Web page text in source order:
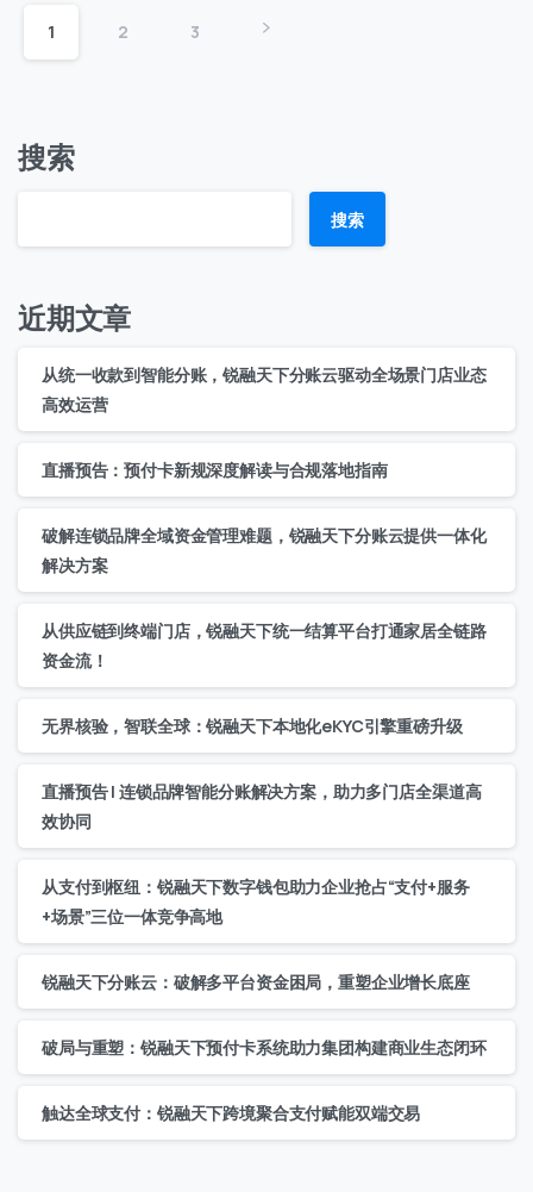
1 2 3
搜索
搜索
近期文章
从统一收款到智能分账，锐融天下分账云驱动全场景门店业态
高效运营
直播预告：预付卡新规深度解读与合规落地指南
破解连锁品牌全域资金管理难题，锐融天下分账云提供一体化
解决方案
从供应链到终端门店，锐融天下统一结算平台打通家居全链路
资金流！
无界核验，智联全球：锐融天下本地化eKYC引擎重磅升级
直播预告 | 连锁品牌智能分账解决方案，助力多门店全渠道高
效协同
从支付到枢纽：锐融天下数字钱包助力企业抢占“支付+服务
+场景”三位一体竞争高地
锐融天下分账云：破解多平台资金困局，重塑企业增长底座
破局与重塑：锐融天下预付卡系统助力集团构建商业生态闭环
触达全球支付：锐融天下跨境聚合支付赋能双端交易